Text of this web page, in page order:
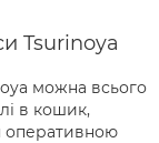
Tsurinoya
можна всього
в кошик,
оперативною